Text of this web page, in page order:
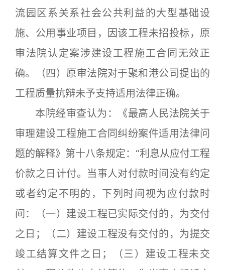
流园区系关系社会公共利益的大型基础设
施、公用事业项目，因该工程未招投标，原
审法院认定案涉建设工程施工合同无效正
确。（四）原审法院对于聚和港公司提出的
工程质量抗辩未予支持适用法律正确。
本院经审查认为：《最高人民法院关于
审理建设工程施工合同纠纷案件适用法律问
题的解释》第十八条规定：“利息从应付工程
价款之日计付。当事人对付款时间没有约定
或者约定不明的，下列时间视为应付款时
间：（一）建设工程已实际交付的，为交付
之日；（二）建设工程没有交付的，为提交
竣工结算文件之日；（三）建设工程未交